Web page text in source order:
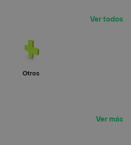
Ver todos
Otros
Ver más